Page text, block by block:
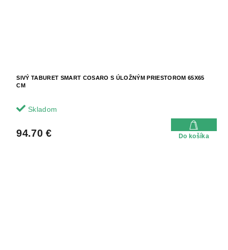
SIVÝ TABURET SMART COSARO S ÚLOŽNÝM PRIESTOROM 65X65
CM
Skladom
94.70 € Do košíka